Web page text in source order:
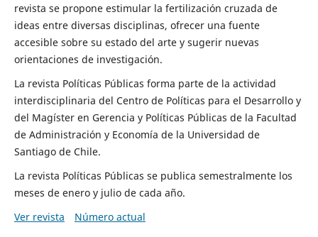
revista se propone estimular la fertilización cruzada de
ideas entre diversas disciplinas, ofrecer una fuente
accesible sobre su estado del arte y sugerir nuevas
orientaciones de investigación.
La revista Políticas Públicas forma parte de la actividad
interdisciplinaria del Centro de Políticas para el Desarrollo y
del Magíster en Gerencia y Políticas Públicas de la Facultad
de Administración y Economía de la Universidad de
Santiago de Chile.
La revista Políticas Públicas se publica semestralmente los
meses de enero y julio de cada año.
Ver revista
Número actual